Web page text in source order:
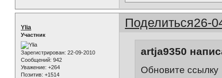
Поделиться26-
Ylia
Участник
Зарегистрирован: 22-09-2010
Сообщений: 942
Уважение: +264
Позитив: +1514
artja9350
Обновите ссылку